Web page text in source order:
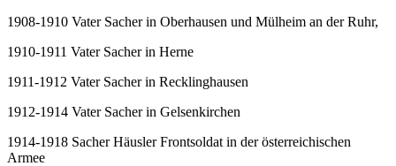
1908-1910 Vater Sacher in Oberhausen und Mülheim an der Ruhr,
1910-1911 Vater Sacher in Herne
1911-1912 Vater Sacher in Recklinghausen
1912-1914 Vater Sacher in Gelsenkirchen
1914-1918 Sacher Häusler Frontsoldat in der österreichischen
Armee